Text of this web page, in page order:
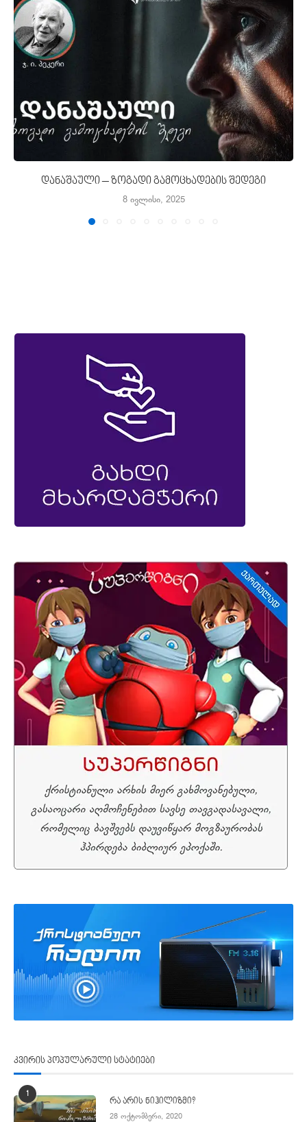
დანაშაული – ზოგადი გამოცხადების შედეგი
8 ივლისი, 2025
კვირის პოპულარული სტატიები
1
რა არის ნიჰილიზმი?
28 ოქტომბერი, 2020